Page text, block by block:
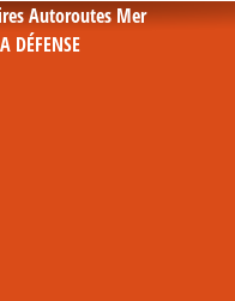
Autoroutes Mer
DÉFENSE